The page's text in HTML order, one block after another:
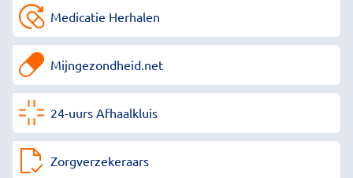
Medicatie Herhalen
Mijngezondheid.net
24-uurs Afhaalkluis
Zorgverzekeraars